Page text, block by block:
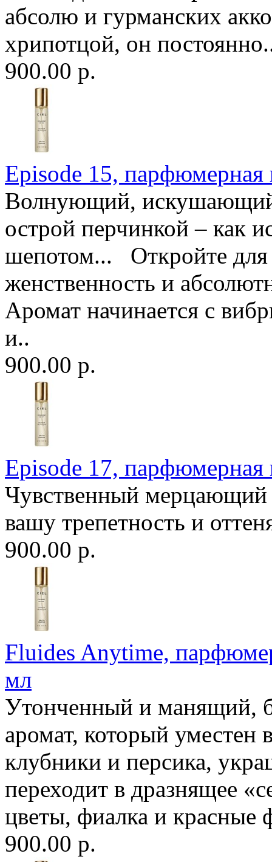
абсолю и гурманских
хрипотцой, он
900.00 р.
Episode 15, парфюмерная
Волнующий, искушающий
острой перчинкой – как
шепотом... Откройте
женственность и
Аромат начинается с
и..
900.00 р.
Episode 17, парфюмерная
Чувственный мерцающий
вашу трепетность и
900.00 р.
Fluides Anytime,
мл
Утонченный и манящий,
аромат, который
клубники и персика,
переходит в дразнящее
цветы, фиалка и
900.00 р.